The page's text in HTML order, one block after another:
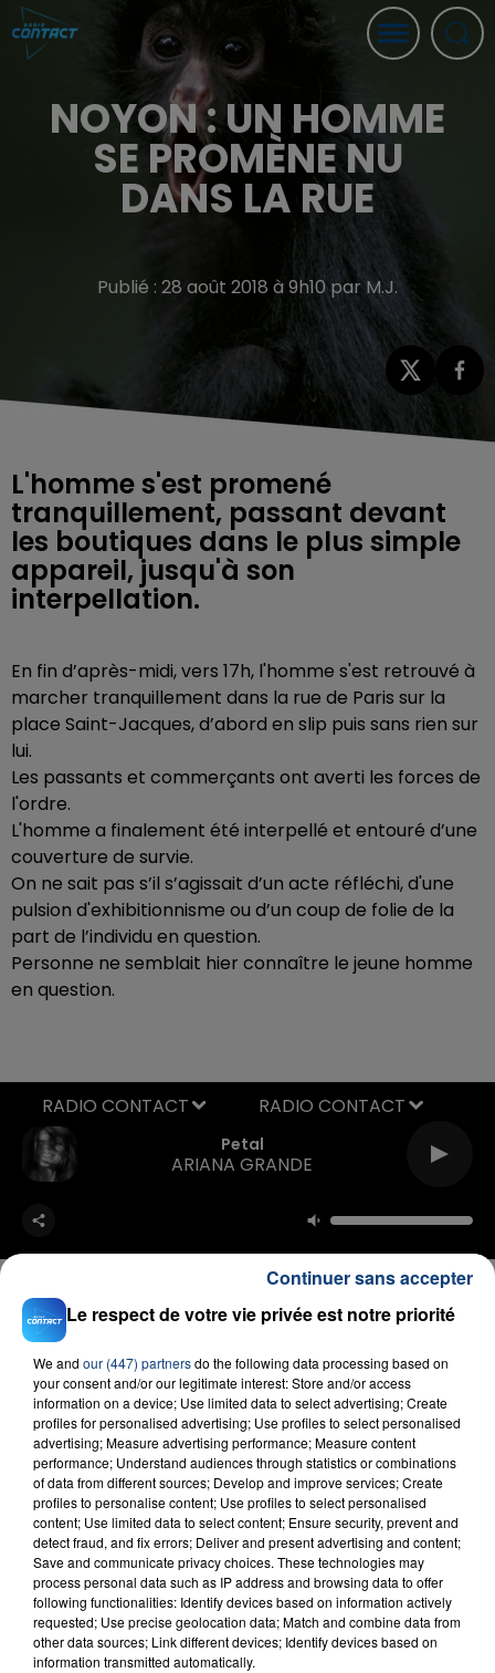
NOYON : UN HOMME
SE PROMÈNE NU
DANS LA RUE
Publié : 28 août 2018 à 9h10 par M.J.
L'homme s'est promené
tranquillement, passant devant
les boutiques dans le plus simple
appareil, jusqu'à son
interpellation.
En fin d’après-midi, vers 17h, l'homme s'est retrouvé à
marcher tranquillement dans la rue de Paris sur la
place Saint-Jacques, d’abord en slip puis sans rien sur
lui.
Les passants et commerçants ont averti les forces de
l'ordre.
L'homme a finalement été interpellé et entouré d’une
couverture de survie.
On ne sait pas s’il s’agissait d’un acte réfléchi, d'une
pulsion d'exhibitionnisme ou d’un coup de folie de la
part de l’individu en question.
Personne ne semblait hier connaître le jeune homme
en question.
Petal
ARIANA GRANDE
RADIO CONTACT
FIL D'ACTU
23 juillet 2026
INCENDIE MORTEL À LENS : UNE FEMME ET
SON BÉBÉ ENTRE LA VIE ET LA...
Un homme s'est immolé par le feu après avoir
Le respect de votre vie privée est notre priorité
We and our (447) partnersdo the following data processing based on
your consent and/or our legitimate interest: Store and/or access
information on a device; Use limited data to select advertising; Create
profiles for personalised advertising; Use profiles to select personalised
advertising; Measure advertising performance; Measure content
performance; Understand audiences through statistics or combinations
of data from different sources; Develop and improve services; Create
profiles to personalise content; Use profiles to select personalised
content; Use limited data to select content; Ensure security, prevent and
detect fraud, and fix errors; Deliver and present advertising and content;
Save and communicate privacy choices. These technologies may
process personal data such as IP address and browsing data to offer
following functionalities: Identify devices based on information actively
requested; Use precise geolocation data; Match and combine data from
other data sources; Link different devices; Identify devices based on
information transmitted automatically.
Continuer sans accepter